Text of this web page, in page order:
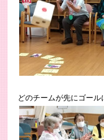
どのチームが先にゴー